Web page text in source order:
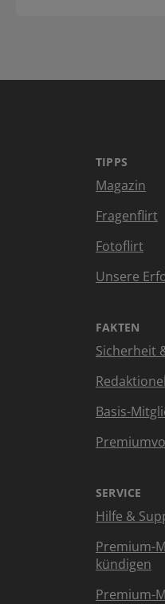
TIPPS
Magazin
Fragenflirt
Fotoflirt
Unsere
FAKTEN
Sicherheit
Basis-
SERVICE
Hilfe &
Premium-
kündigen
Premium-